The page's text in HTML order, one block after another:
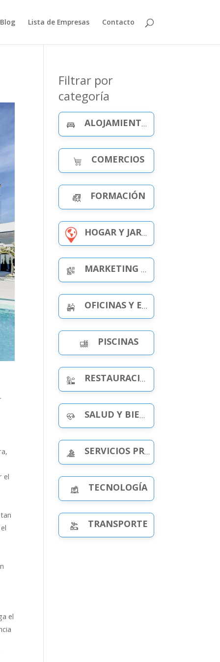
Blog Lista de Empresas Contacto
el
el
Filtrar por
categoría
ALOJAMIENTO Y CELEBRACIONES
COMERCIOS
FORMACIÓN
HOGAR Y JARDÍN
MARKETING Y PUBLICIDAD
OFICINAS Y ESPACIOS DE TRABAJO
PISCINAS
RESTAURACIÓN Y OCIO
SALUD Y BIENESTAR
SERVICIOS PROFESIONALES
TECNOLOGÍA
TRANSPORTE